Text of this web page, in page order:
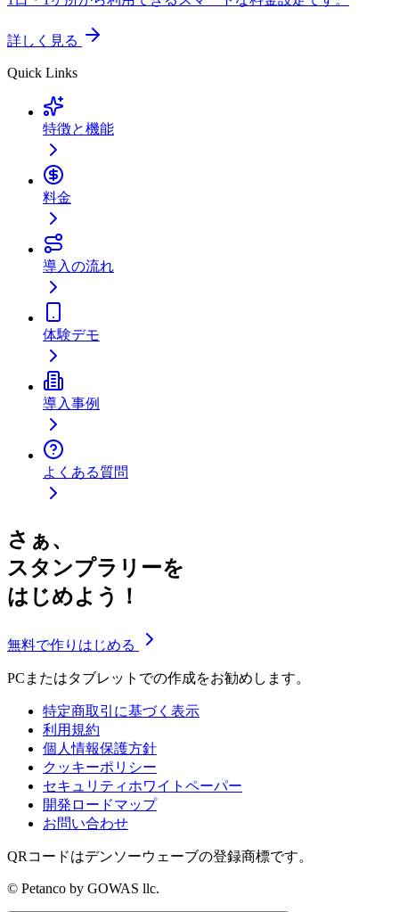
詳しく見る
Quick Links
特徴と機能
料金
導入の流れ
体験デモ
導入事例
よくある質問
さぁ、
スタンプラリーを
はじめよう！
無料で作りはじめる
PCまたはタブレットでの作成をお勧めします。
特定商取引に基づく表示
利用規約
個人情報保護方針
クッキーポリシー
セキュリティホワイトペーパー
開発ロードマップ
お問い合わせ
QRコードはデンソーウェーブの登録商標です。
© Petanco by GOWAS llc.